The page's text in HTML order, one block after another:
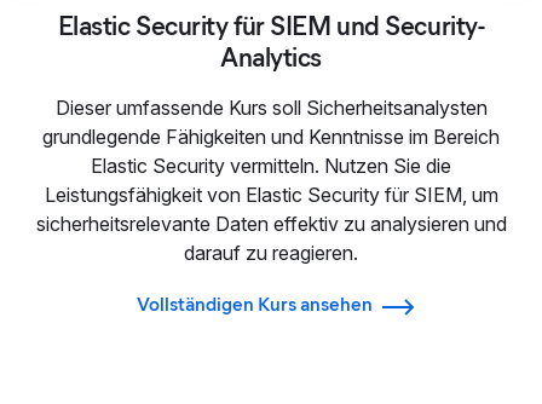
Elastic Security für SIEM und Security-
Analytics
Dieser umfassende Kurs soll Sicherheitsanalysten
grundlegende Fähigkeiten und Kenntnisse im Bereich
Elastic Security vermitteln. Nutzen Sie die
Leistungsfähigkeit von Elastic Security für SIEM, um
sicherheitsrelevante Daten effektiv zu analysieren und
darauf zu reagieren.
Vollständigen Kurs ansehen